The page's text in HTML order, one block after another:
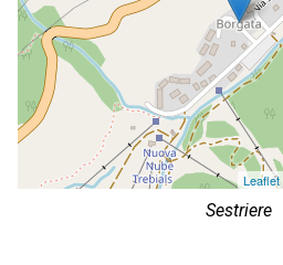
Leaflet
Sestriere